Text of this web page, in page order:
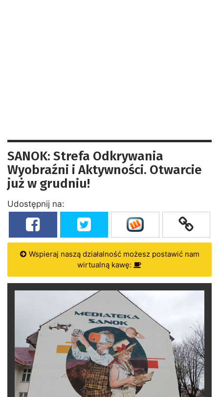
SANOK: Strefa Odkrywania
Wyobraźni i Aktywności. Otwarcie
już w grudniu!
Udostępnij na:
Wspieraj naszą działalność możesz postawić nam
wirtualną kawę: